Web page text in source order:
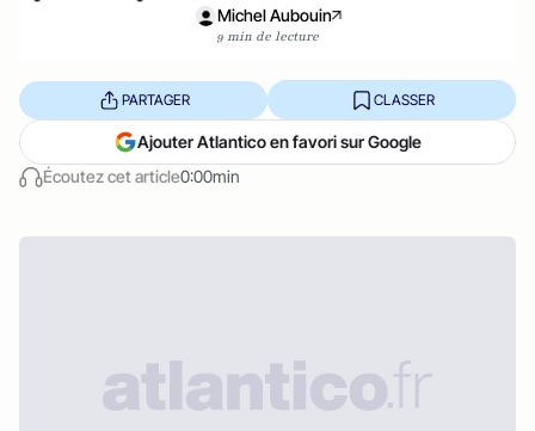
Michel Aubouin
9 min de lecture
Écoutez cet article0:00min
PARTAGER CLASSER
Ajouter Atlantico en favori sur Google